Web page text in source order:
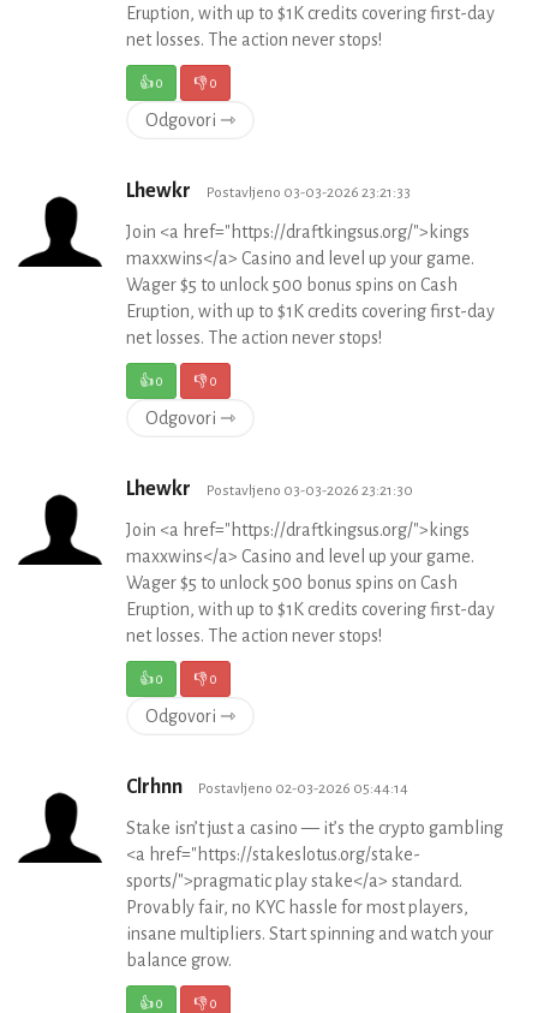
Eruption, with up to $1K credits covering first-day
net losses. The action never stops!
👍0 👎0
Odgovori ⇾
Lhewkr Postavljeno 03-03-2026 23:21:33
Join <a href="https://draftkingsus.org/">kings
maxxwins</a> Casino and level up your game.
Wager $5 to unlock 500 bonus spins on Cash
Eruption, with up to $1K credits covering first-day
net losses. The action never stops!
👍0 👎0
Odgovori ⇾
Lhewkr Postavljeno 03-03-2026 23:21:30
Join <a href="https://draftkingsus.org/">kings
maxxwins</a> Casino and level up your game.
Wager $5 to unlock 500 bonus spins on Cash
Eruption, with up to $1K credits covering first-day
net losses. The action never stops!
👍0 👎0
Odgovori ⇾
Clrhnn Postavljeno 02-03-2026 05:44:14
Stake isn’t just a casino — it’s the crypto gambling
<a href="https://stakeslotus.org/stake-
sports/">pragmatic play stake</a> standard.
Provably fair, no KYC hassle for most players,
insane multipliers. Start spinning and watch your
balance grow.
👍0 👎0